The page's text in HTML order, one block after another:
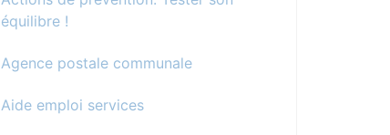
équilibre !
Agence postale communale
Aide emploi services